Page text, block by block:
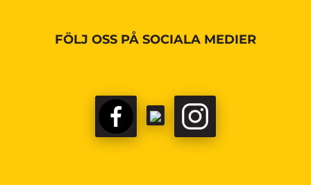
FÖLJ OSS PÅ SOCIALA MEDIER